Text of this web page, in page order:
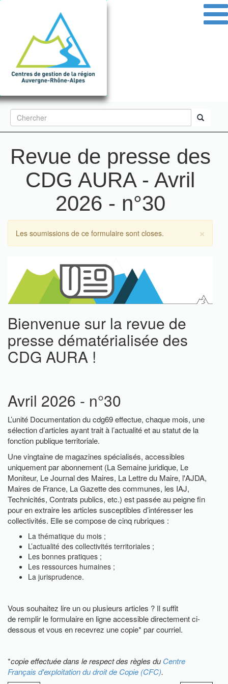
Formulaire
de
recherche
Rechercher
Revue de presse des
CDG AURA - Avril
2026 - n°30
×
Message
Les soumissions de ce formulaire sont closes.
Bienvenue sur la revue de
presse dématérialisée des
CDG AURA !
Avril 2026 - n°30
L’unité Documentation du cdg69 effectue, chaque mois, une
sélection d’articles ayant trait à l’actualité et au statut de la
fonction publique territoriale.
Une vingtaine de magazines spécialisés, accessibles
uniquement par abonnement (La Semaine juridique, Le
Moniteur, Le Journal des Maires, La Lettre du Maire, l'AJDA,
Maires de France, La Gazette des communes, les IAJ,
Technicités, Contrats publics, etc.) est passée au peigne fin
pour en extraire les articles susceptibles d’intéresser les
collectivités. Elle se compose de cinq rubriques :
La thématique du mois ;
L’actualité des collectivités territoriales ;
Les bonnes pratiques ;
Les ressources humaines ;
La jurisprudence.
Vous souhaitez lire un ou plusieurs articles ? Il suffit
de remplir le formulaire en ligne accessible directement ci-
dessous et vous en recevrez une copie* par courriel.
*copie effectuée dans le respect des règles du Centre
Français d'exploitation du droit de Copie (CFC).